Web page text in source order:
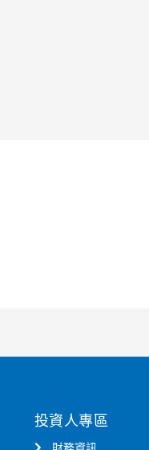
投資人專區